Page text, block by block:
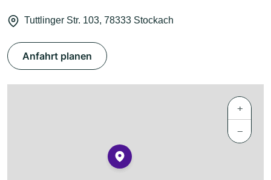
Tuttlinger Str. 103, 78333 Stockach
Anfahrt planen
+
−